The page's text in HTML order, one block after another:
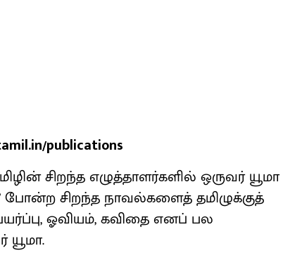
publications
சிறந்த எழுத்தாளர்களில் ஒருவர் யூமா
போன்ற சிறந்த நாவல்களைத் தமிழுக்குத்
ஓவியம், கவிதை எனப் பல